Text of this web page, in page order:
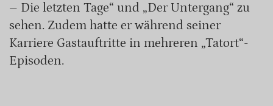
– Die letzten Tage“ und „Der Untergang“ zu
sehen. Zudem hatte er während seiner
Karriere Gastauftritte in mehreren „Tatort“-
Episoden.